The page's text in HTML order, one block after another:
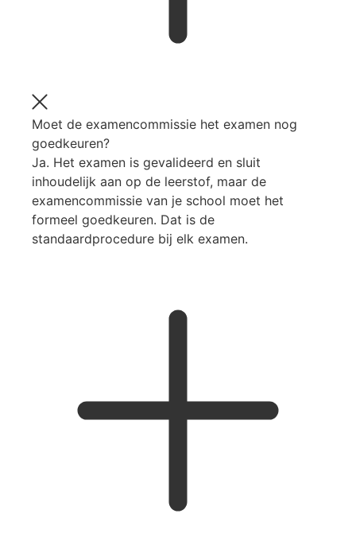
Moet de examencommissie het examen nog
goedkeuren?
Ja. Het examen is gevalideerd en sluit
inhoudelijk aan op de leerstof, maar de
examencommissie van je school moet het
formeel goedkeuren. Dat is de
standaardprocedure bij elk examen.